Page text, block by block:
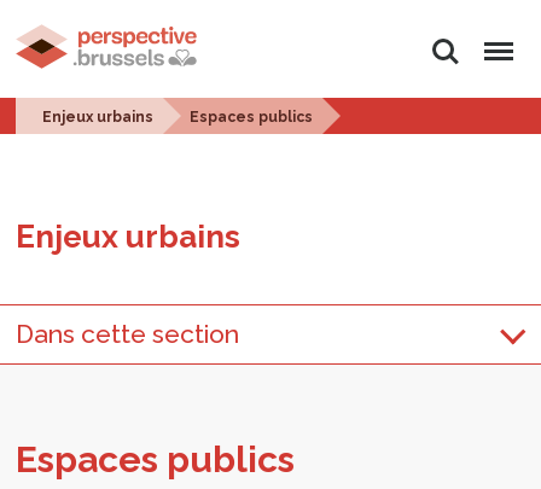
Rechercher
Menu
Enjeux urbains Espaces publics
Enjeux urbains
Dans cette section
Espaces publics